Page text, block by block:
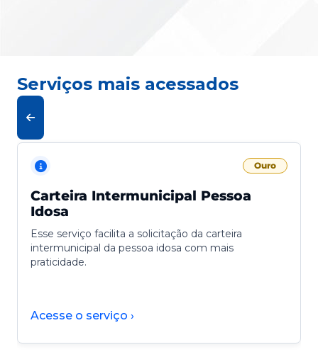
Serviços mais acessados
Ouro
Carteira Intermunicipal Pessoa
Idosa
Esse serviço facilita a solicitação da carteira
intermunicipal da pessoa idosa com mais
praticidade.
Acesse o serviço ›